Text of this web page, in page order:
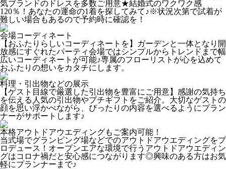
気ブランドのドレスを多数ご用意★結婚式のワクワク感
120％！あなたの運命の1着を探してみて♪※状況次第で試着が
難しい場合もあるので予約時に確認を！
会場コーディネート
【おふたりらしいコーディネートを】ガーデンと一体となり開
放感にすぐれたパーティ会場ではシンプルからトレンドまで幅
広いコーディネートが可能♪専属のフローリストが心を込めて
おふたりの想いをカタチにします。
料理・引出物などの展示
【ゲスト目線で厳選した引出物を豊富にご用意】感謝の気持ち
を伝える人気の引出物やプチギフトをご紹介。大切なゲストの
顔を思い浮かべながら、ぴったりの内容を選べるようにプラン
ナーがサポートします♪
本格アウトドアウエディングもご案内可能！
当式場でグランピング場などでのアウトドアウエディングをプ
ロデュース！オープンエアな環境で行うアウトドアウエディン
グはコロナ禍だと安心感につながります◎興味のある方はお気
軽にプランナーまで♪